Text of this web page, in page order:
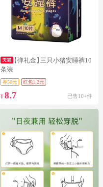
【弹礼金】三只小猪安睡裤10
条装
券50元 红包1.2元
¥8.7 已售10+件